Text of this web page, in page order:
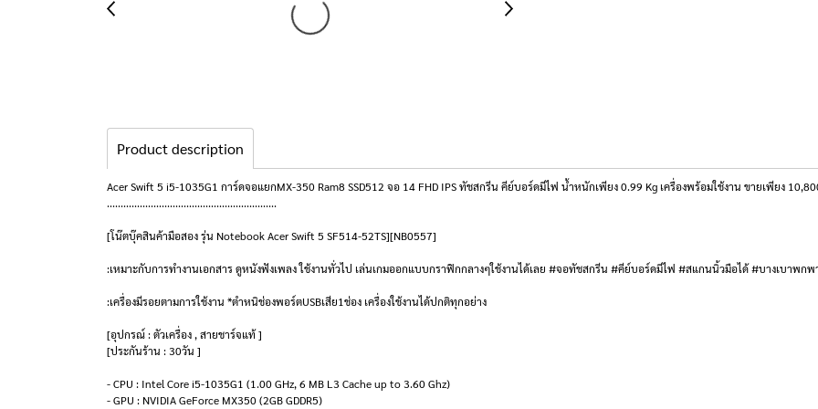
Product description
Acer Swift 5 i5-1035G1 การ์ดจอแยกMX-350 Ram8 SSD512 จอ 14 FHD IPS ทัชสกรีน คีย์บอร์ดมีไฟ น้ำหนักเพียง 0.99 Kg เครื่องพร้อมใช้งาน ขายเพียง
..............................................................
[โน๊ตบุ๊คสินค้ามือสอง รุ่น Notebook Acer Swift 5 SF514-52TS][NB0557]
:เหมาะกับการทำงานเอกสาร ดูหนังฟังเพลง ใช้งานทั่วไป เล่นเกมออกแบบกราฟิกกลางๆใช้งานได้เลย #จอทัชสกรีน #คีย์บอร์ดมีไฟ #สแกนนิ้วมือได้ #บางเบาพกพ
:เครื่องมีรอยตามการใช้งาน *ตำหนิช่องพอร์ตUSBเสีย1ช่อง เครื่องใช้งานได้ปกติทุกอย่าง
[อุปกรณ์ : ตัวเครื่อง , สายชาร์จแท้ ]
[ประกันร้าน : 30วัน ]
- CPU : Intel Core i5-1035G1 (1.00 GHz, 6 MB L3 Cache up to 3.60 Ghz)
- GPU : NVIDIA GeForce MX350 (2GB GDDR5)